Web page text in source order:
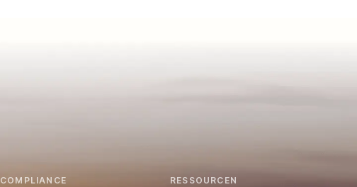
COMPLIANCE
RESSOURCEN